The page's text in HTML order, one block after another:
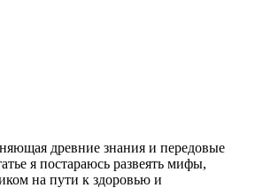
древние знания и передовые
я постараюсь развеять мифы,
на пути к здоровью и